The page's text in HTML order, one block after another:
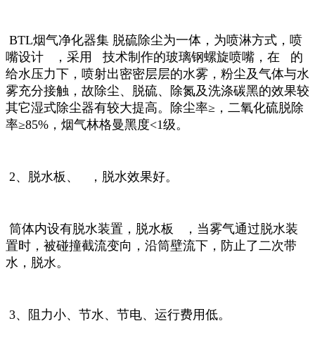
BTL烟气净化器集 脱硫除尘为一体，为喷淋方式，喷
嘴设计 ，采用 技术制作的玻璃钢螺旋喷嘴，在 的
给水压力下，喷射出密密层层的水雾，粉尘及气体与水
雾充分接触，故除尘、脱硫、除氮及洗涤碳黑的效果较
其它湿式除尘器有较大提高。除尘率≥，二氧化硫脱除
率≥85%，烟气林格曼黑度<1级。
2、脱水板、 ，脱水效果好。
筒体内设有脱水装置，脱水板 ，当雾气通过脱水装
置时，被碰撞截流变向，沿筒壁流下，防止了二次带
水，脱水。
3、阻力小、节水、节电、运行费用低。